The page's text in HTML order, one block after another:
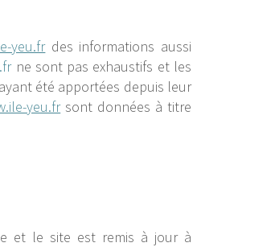
yeu.frdes informations aussi
ne sont pas exhaustifs et les
été apportées depuis leur
yeu.fr sont données à titre
et le site est remis à jour à